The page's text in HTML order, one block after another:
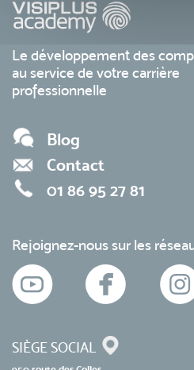
Le développement des
au service de votre carrière
professionnelle
Blog
Contact
01 86 95 27 81
Rejoignez-nous sur les
SIÈGE SOCIAL